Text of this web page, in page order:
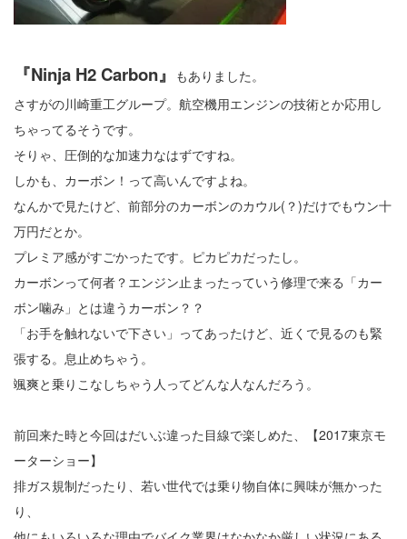
『Ninja H2 Carbon』
もありました。
さすがの川崎重工グループ。航空機用エンジンの技術とか応用し
ちゃってるそうです。
そりゃ、圧倒的な加速力なはずですね。
しかも、カーボン！って高いんですよね。
なんかで見たけど、前部分のカーボンのカウル(？)だけでもウン十
万円だとか。
プレミア感がすごかったです。ピカピカだったし。
カーボンって何者？エンジン止まったっていう修理で来る「カー
ボン噛み」とは違うカーボン？？
「お手を触れないで下さい」ってあったけど、近くで見るのも緊
張する。息止めちゃう。
颯爽と乗りこなしちゃう人ってどんな人なんだろう。
前回来た時と今回はだいぶ違った目線で楽しめた、【2017東京モ
ーターショー】
排ガス規制だったり、若い世代では乗り物自体に興味が無かった
り、